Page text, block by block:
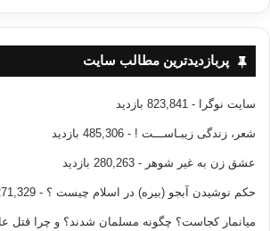
پربازدیدترین مطالب سایت
سایت نوگرا - 823,841 بازدید
شعر، زندگی زیبـاســـت ! - 485,306 بازدید
عشق زن به غیر شوهر - 280,263 بازدید
حکم نوشیدن آبجو (بیره) در اسلام چیست ؟ - 271,329 بازدید
میانمار کجاست؟ چگونه مسلمان شدند؟ و چرا قتل